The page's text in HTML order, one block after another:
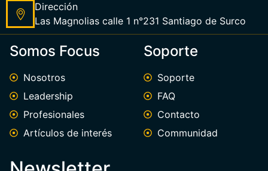
Dirección
Las Magnolias calle 1 n°231 Santiago de Surco
Somos Focus
Nosotros
Leadership
Profesionales
Artículos de interés
Soporte
Soporte
FAQ
Contacto
Communidad